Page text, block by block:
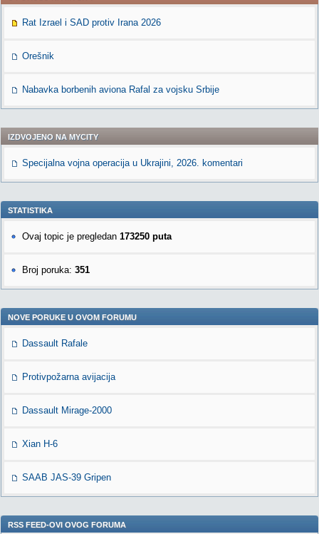
Rat Izrael i SAD protiv Irana 2026
Orešnik
Nabavka borbenih aviona Rafal za vojsku Srbije
IZDVOJENO NA MYCITY
Specijalna vojna operacija u Ukrajini, 2026. komentari
STATISTIKA
Ovaj topic je pregledan 173250 puta
Broj poruka: 351
NOVE PORUKE U OVOM FORUMU
Dassault Rafale
Protivpožarna avijacija
Dassault Mirage-2000
Xian H-6
SAAB JAS-39 Gripen
RSS FEED-OVI OVOG FORUMA